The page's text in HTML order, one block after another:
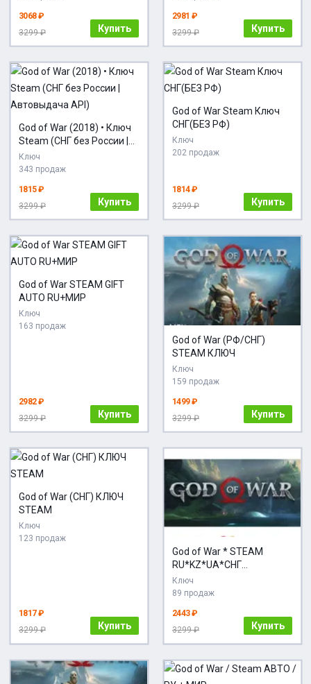
3068 ₽
3299 ₽
Купить
2981 ₽
3299 ₽
Купить
God of War (2018) • Ключ
Steam (СНГ без России |
Автовыдача API)
Ключ
343 продаж
1815 ₽
3299 ₽
Купить
God of War Steam Ключ
СНГ(БЕЗ РФ)
Ключ
202 продаж
1814 ₽
3299 ₽
Купить
God of War STEAM GIFT
AUTO RU+МИР
Ключ
163 продаж
2982 ₽
3299 ₽
Купить
God of War (РФ/СНГ)
STEAM КЛЮЧ
Ключ
159 продаж
1499 ₽
3299 ₽
Купить
God of War (СНГ) КЛЮЧ
STEAM
Ключ
123 продаж
1817 ₽
3299 ₽
Купить
God of War * STEAM
RU*KZ*UA*СНГ
АВТОДОСТАВКА
Ключ
89 продаж
2443 ₽
3299 ₽
Купить